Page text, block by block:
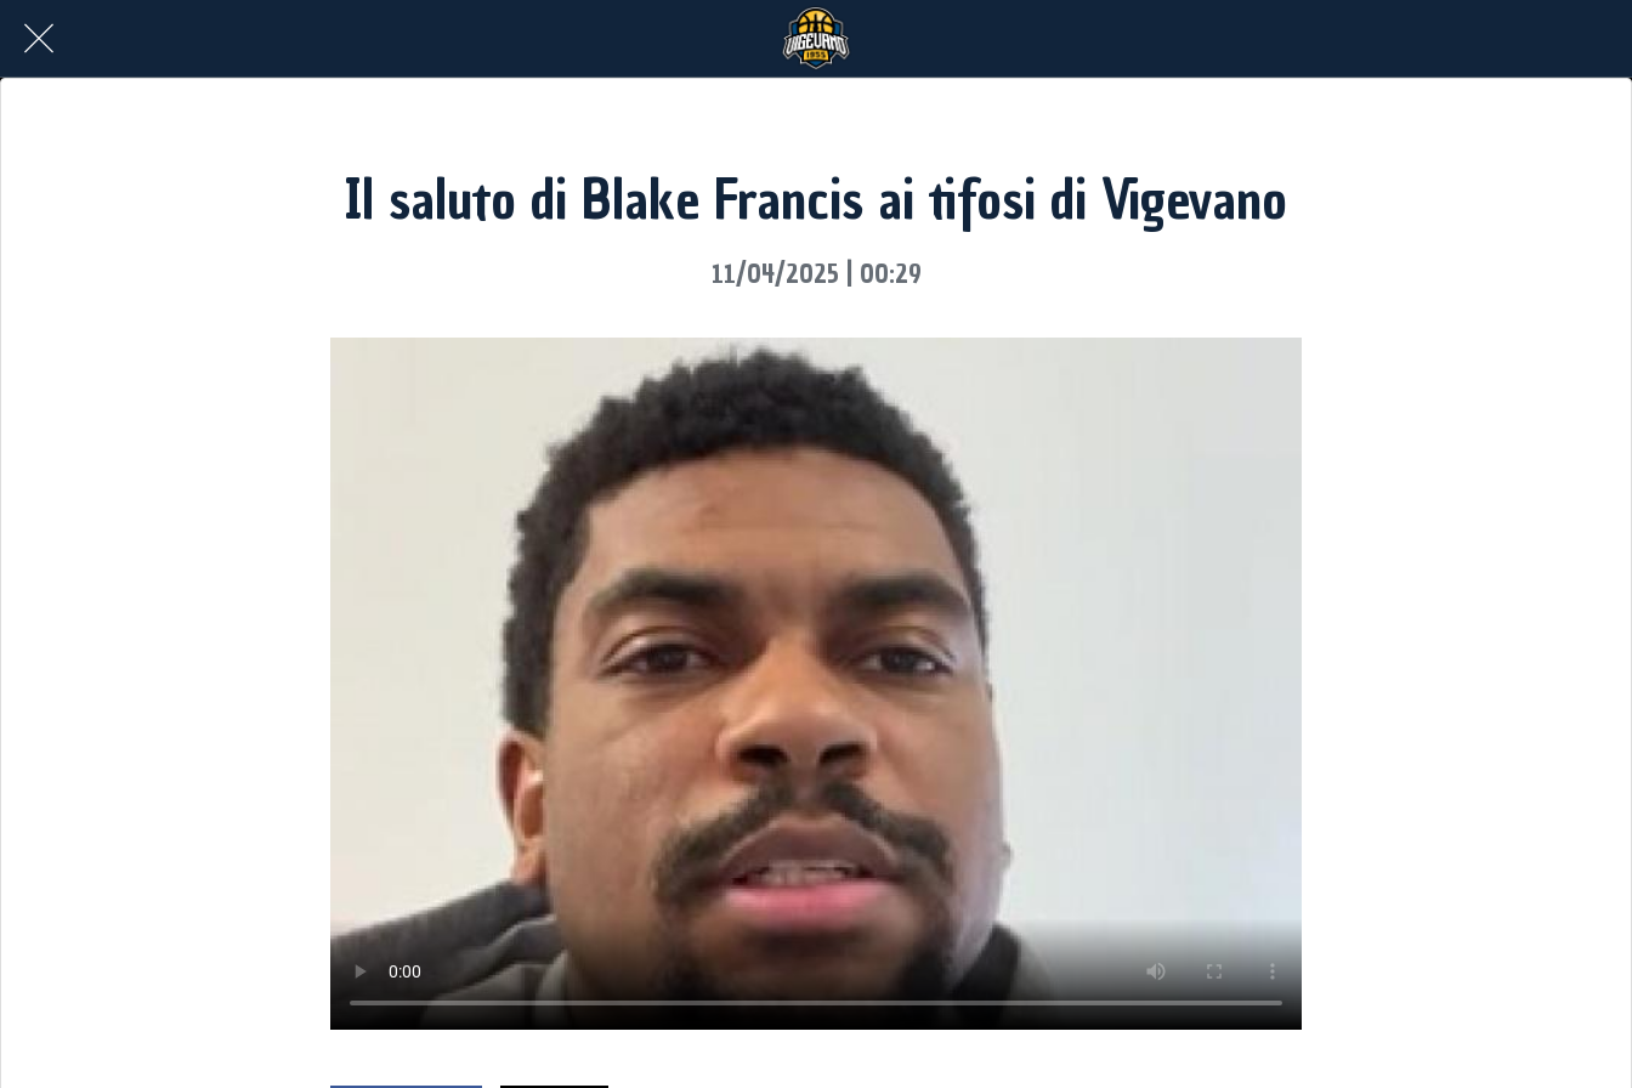
Il saluto di Blake Francis ai tifosi di Vigevano
11/04/2025 | 00:29